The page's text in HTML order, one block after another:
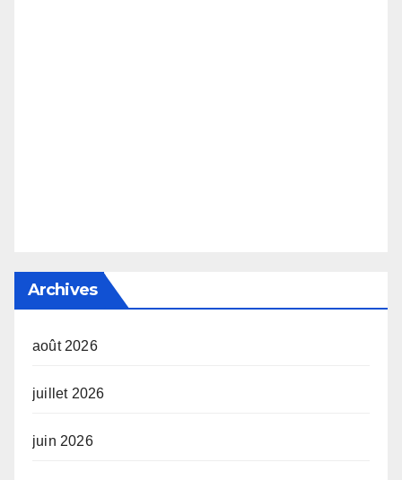
Archives
août 2026
juillet 2026
juin 2026